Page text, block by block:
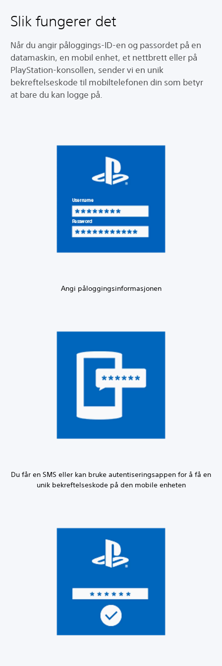
Slik fungerer det
Når du angir påloggings-ID-en og passordet på en
datamaskin, en mobil enhet, et nettbrett eller på
PlayStation-konsollen, sender vi en unik
bekreftelseskode til mobiltelefonen din som betyr
at bare du kan logge på.
Angi påloggingsinformasjonen
Du får en SMS eller kan bruke autentiseringsappen for å få en
unik bekreftelseskode på den mobile enheten